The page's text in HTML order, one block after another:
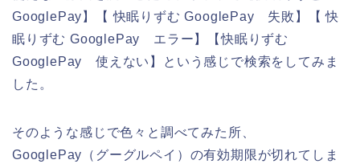
GooglePay】【 快眠りずむ GooglePay 失敗】【 快
眠りずむ GooglePay エラー】【快眠りずむ
GooglePay 使えない】という感じで検索をしてみま
した。
そのような感じで色々と調べてみた所、
GooglePay（グーグルペイ）の有効期限が切れてしま